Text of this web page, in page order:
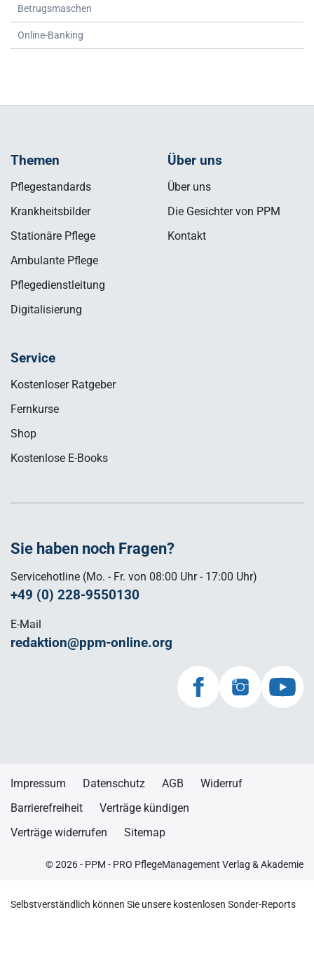
Betrugsmaschen
Online-Banking
Themen
Pflegestandards
Krankheitsbilder
Stationäre Pflege
Ambulante Pflege
Pflegedienstleitung
Digitalisierung
Über uns
Über uns
Die Gesichter von PPM
Kontakt
Service
Kostenloser Ratgeber
Fernkurse
Shop
Kostenlose E-Books
Sie haben noch Fragen?
Servicehotline (Mo. - Fr. von 08:00 Uhr - 17:00 Uhr)
+49 (0) 228-9550130
E-Mail
redaktion@ppm-online.org
Impressum Datenschutz AGB
Widerruf
Barrierefreiheit
Verträge kündigen
Verträge widerrufen
Sitemap
© 2026 - PPM - PRO PflegeManagement Verlag & Akademie
Selbstverständlich können Sie unsere kostenlosen Sonder-Reports